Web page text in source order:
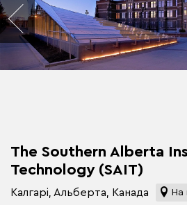
The Southern Alberta
Technology (SAIT)
Калгарі, Альберта, Канада На